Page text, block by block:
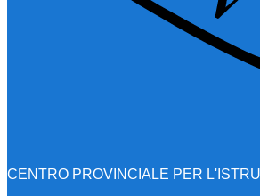
CENTRO PROVINCIALE PER